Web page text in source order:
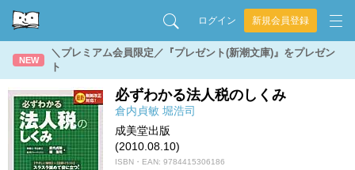
ログイン 新規会員登録
NEW
＼プレミアム会員限定／『プレゼント(新潮文庫)』をプレゼン
ト
必ずわかる法人税のしくみ
倉内貞敏 堀浩司
成美堂出版
(2010.08.10)
ISBN・EAN: 9784415306186